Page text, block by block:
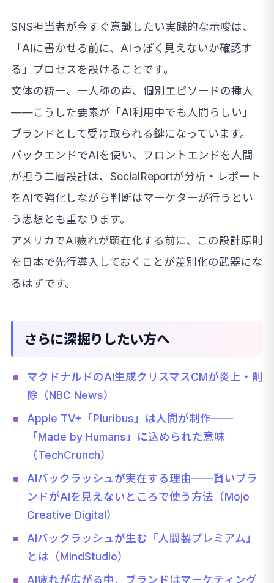
SNS担当者が今すぐ意識したい実践的な示唆は、
「AIに書かせる前に、AIっぽく見えないか確認す
る」プロセスを設けることです。
文体の統一、一人称の声、個別エピソードの挿入
——こうした要素が「AI利用中でも人間らしい」
ブランドとして受け取られる鍵になっています。
バックエンドでAIを使い、フロントエンドを人間
が担う二層設計は、SocialReportが分析・レポート
をAIで強化しながら判断はマーケターが行うとい
う思想とも重なります。
アメリカでAI疲れが顕在化する前に、この設計原則
を日本で先行導入しておくことが差別化の武器にな
るはずです。
さらに深掘りしたい方へ
マクドナルドのAI生成クリスマスCMが炎上・削
除（NBC News）
Apple TV+「Pluribus」は人間が制作——
「Made by Humans」に込められた意味
（TechCrunch）
AIバックラッシュが実在する理由——賢いブラ
ンドがAIを見えないところで使う方法（Mojo
Creative Digital）
AIバックラッシュが生む「人間製プレミアム」
とは（MindStudio）
AI疲れが広がる中、ブランドはマーケティング